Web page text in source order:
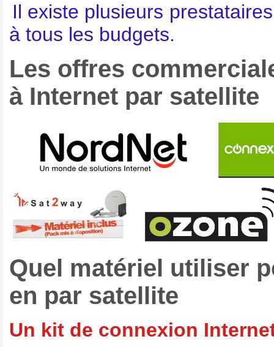
Il existe plusieurs
à tous les budgets.
Les offres
à Internet par satellite
Quel matériel utiliser
en par satellite
Un kit de connexion